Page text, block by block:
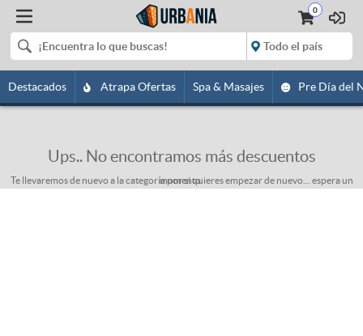
0
Destacados Atrapa Ofertas Spa & Masajes Pre Día del
Ups.. No encontramos más descuentos
Te llevaremos de nuevo a la categoría por si quieres empezar de nuevo... espera un momento.